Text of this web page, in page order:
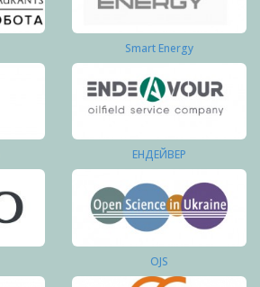
Smart Energy
ЕНДЕЙВЕР
OJS